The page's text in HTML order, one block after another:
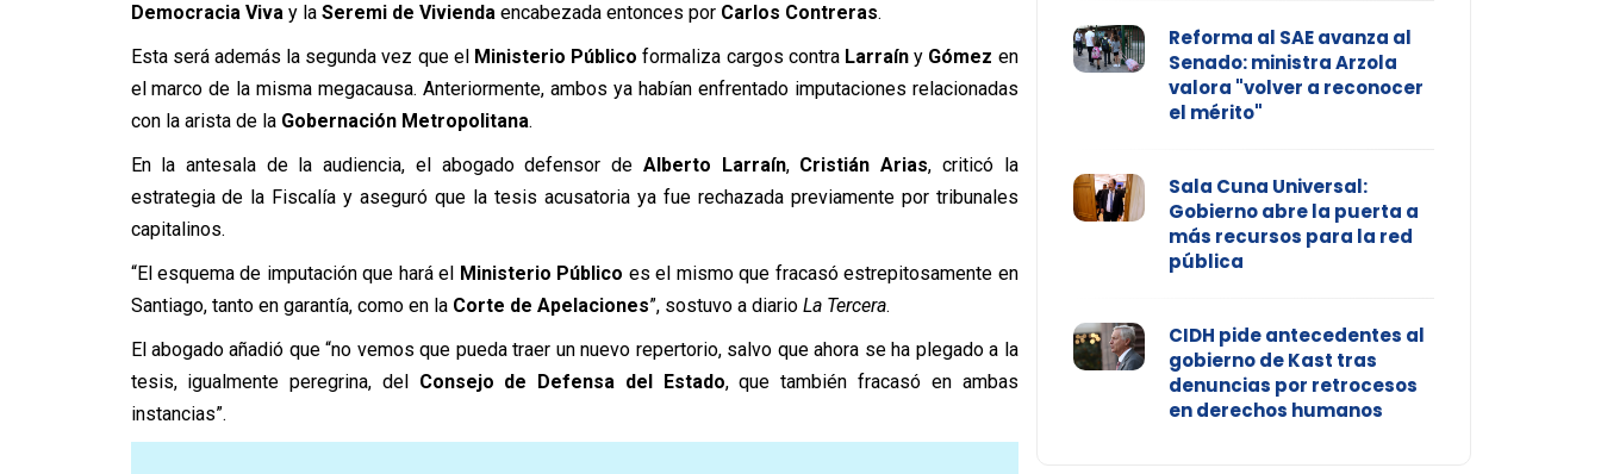
Democracia Vivay la Seremi de Viviendaencabezada entonces por Carlos Contreras.
Esta será además la segunda vez que el Ministerio Público formaliza cargos contra Larraíny Gómez en
el marco de la misma megacausa. Anteriormente, ambos ya habían enfrentado imputaciones relacionadas
con la arista de la Gobernación Metropolitana.
En la antesala de la audiencia, el abogado defensor de Alberto Larraín, Cristián Arias, criticó la
estrategia de la Fiscalía y aseguró que la tesis acusatoria ya fue rechazada previamente por tribunales
capitalinos.
“El esquema de imputación que hará el Ministerio Público es el mismo que fracasó estrepitosamente en
Santiago, tanto en garantía, como en la Corte de Apelaciones”, sostuvo a diario La Tercera.
El abogado añadió que “no vemos que pueda traer un nuevo repertorio, salvo que ahora se ha plegado a la
tesis, igualmente peregrina, del Consejo de Defensa del Estado, que también fracasó en ambas
instancias”.
Reforma al SAE avanza al
Senado: ministra Arzola
valora "volver a reconocer
el mérito"
Sala Cuna Universal:
Gobierno abre la puerta a
más recursos para la red
pública
CIDH pide antecedentes al
gobierno de Kast tras
denuncias por retrocesos
en derechos humanos